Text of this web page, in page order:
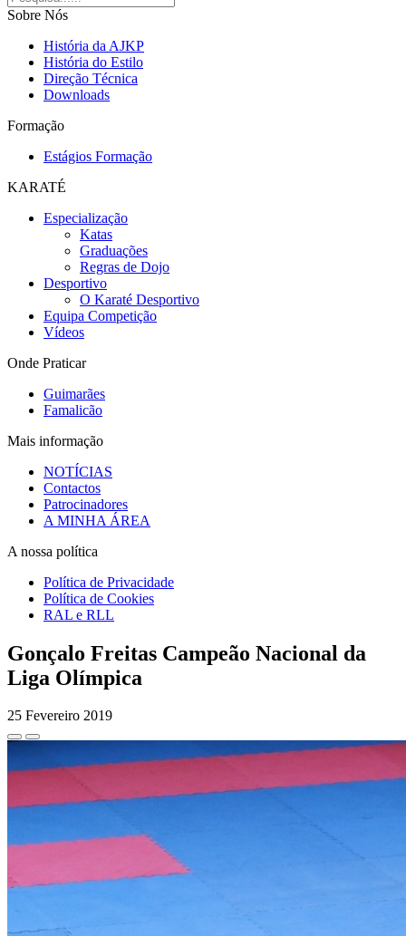
Sobre Nós
História da AJKP
História do Estilo
Direção Técnica
Downloads
Formação
Estágios Formação
KARATÉ
Especialização
Katas
Graduações
Regras de Dojo
Desportivo
O Karaté Desportivo
Equipa Competição
Vídeos
Onde Praticar
Guimarães
Famalicão
Mais informação
NOTÍCIAS
Contactos
Patrocinadores
A MINHA ÁREA
A nossa política
Política de Privacidade
Política de Cookies
RAL e RLL
Gonçalo Freitas Campeão Nacional da
Liga Olímpica
25 Fevereiro 2019